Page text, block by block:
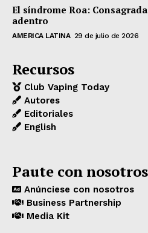
El síndrome Roa:
adentro
AMERICA LATINA 29 de julio de 2026
Recursos
Club Vaping Today
Autores
Editoriales
English
Paute con nosotros
Anúnciese con nosotros
Business Partnership
Media Kit